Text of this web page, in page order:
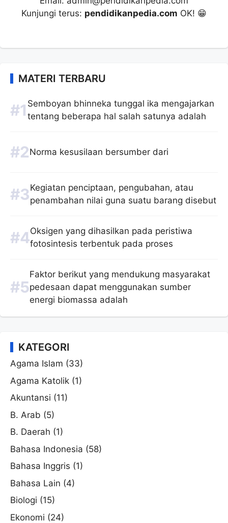
Kunjungi terus: pendidikanpedia.com OK! 😁
MATERI TERBARU
Semboyan bhinneka tunggal ika mengajarkan
tentang beberapa hal salah satunya adalah
Norma kesusilaan bersumber dari
Kegiatan penciptaan, pengubahan, atau
penambahan nilai guna suatu barang disebut
Oksigen yang dihasilkan pada peristiwa
fotosintesis terbentuk pada proses
Faktor berikut yang mendukung masyarakat
pedesaan dapat menggunakan sumber
energi biomassa adalah
KATEGORI
Agama Islam (33)
Agama Katolik (1)
Akuntansi (11)
B. Arab (5)
B. Daerah (1)
Bahasa Indonesia (58)
Bahasa Inggris (1)
Bahasa Lain (4)
Biologi (15)
Ekonomi (24)